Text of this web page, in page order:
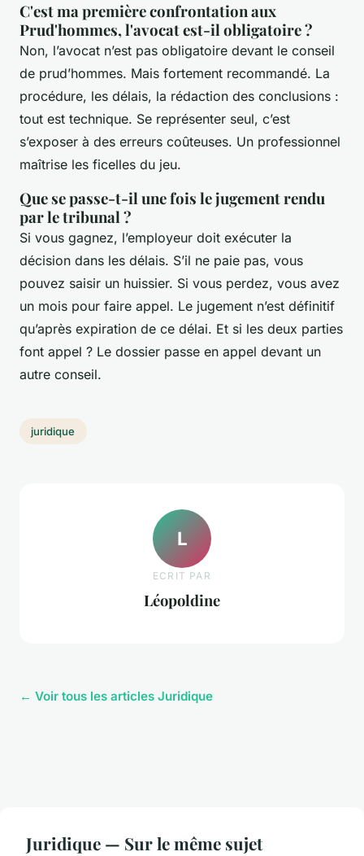
C'est ma première confrontation aux
Prud'hommes, l'avocat est-il obligatoire ?
Non, l’avocat n’est pas obligatoire devant le conseil
de prud’hommes. Mais fortement recommandé. La
procédure, les délais, la rédaction des conclusions :
tout est technique. Se représenter seul, c’est
s’exposer à des erreurs coûteuses. Un professionnel
maîtrise les ficelles du jeu.
Que se passe-t-il une fois le jugement rendu
par le tribunal ?
Si vous gagnez, l’employeur doit exécuter la
décision dans les délais. S’il ne paie pas, vous
pouvez saisir un huissier. Si vous perdez, vous avez
un mois pour faire appel. Le jugement n’est définitif
qu’après expiration de ce délai. Et si les deux parties
font appel ? Le dossier passe en appel devant un
autre conseil.
juridique
L
ECRIT PAR
Léopoldine
← Voir tous les articles Juridique
Juridique — Sur le même sujet